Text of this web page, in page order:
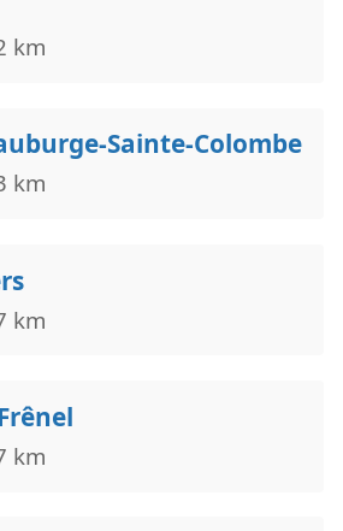
km
Sainte-Colombe
km
km
km